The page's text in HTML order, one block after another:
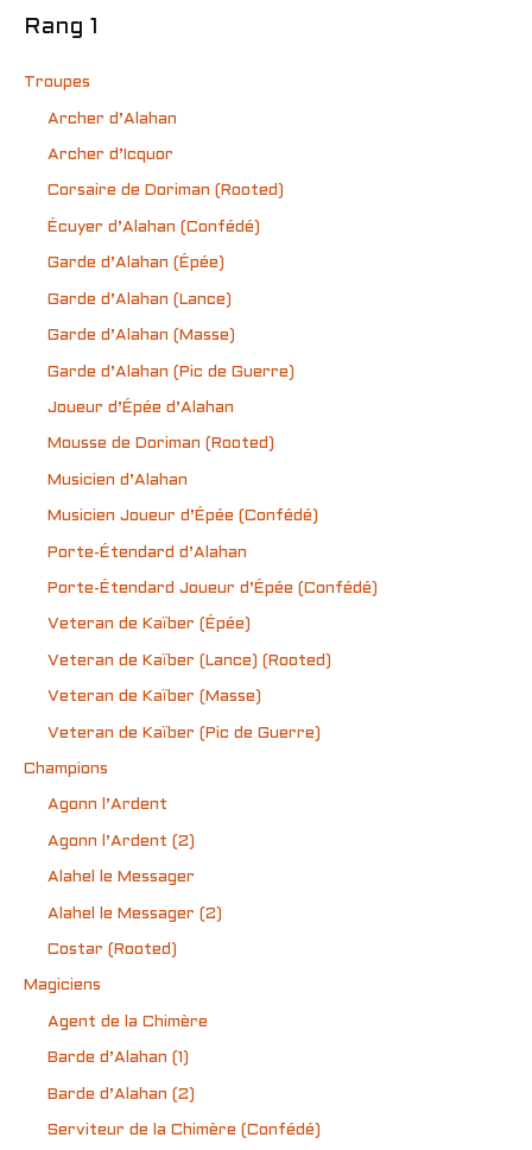
Rang 1
Troupes
Archer d’Alahan
Archer d’Icquor
Corsaire de Doriman (Rooted)
Écuyer d’Alahan (Confédé)
Garde d’Alahan (Épée)
Garde d’Alahan (Lance)
Garde d’Alahan (Masse)
Garde d’Alahan (Pic de Guerre)
Joueur d’Épée d’Alahan
Mousse de Doriman (Rooted)
Musicien d’Alahan
Musicien Joueur d’Épée (Confédé)
Porte-Étendard d’Alahan
Porte-Étendard Joueur d’Épée (Confédé)
Veteran de Kaïber (Épée)
Veteran de Kaïber (Lance) (Rooted)
Veteran de Kaïber (Masse)
Veteran de Kaïber (Pic de Guerre)
Champions
Agonn l’Ardent
Agonn l’Ardent (2)
Alahel le Messager
Alahel le Messager (2)
Costar (Rooted)
Magiciens
Agent de la Chimère
Barde d’Alahan (1)
Barde d’Alahan (2)
Serviteur de la Chimère (Confédé)